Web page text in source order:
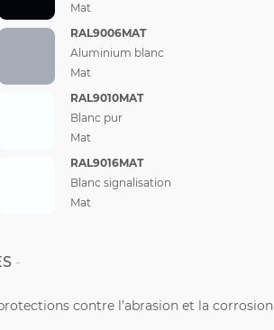
Mat
RAL9006MAT
Aluminium blanc
Mat
RAL9010MAT
Blanc pur
Mat
RAL9016MAT
Blanc signalisation
Mat
contre l’abrasion et la corrosion